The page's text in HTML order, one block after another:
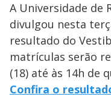
A Universidade de
divulgou nesta
resultado do
matrículas serão
(18) até às 14h de
Confira o